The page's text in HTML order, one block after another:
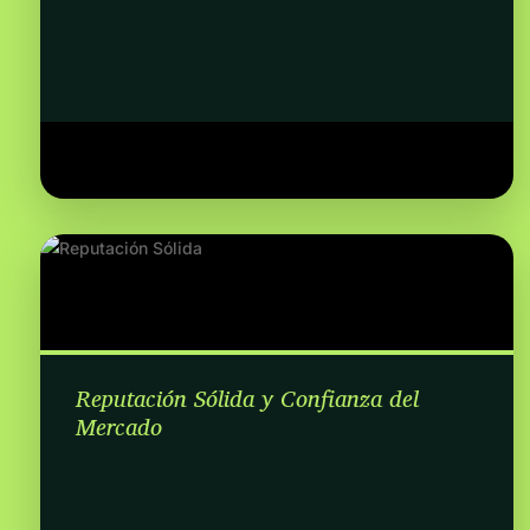
Reputación Sólida y Confianza del
Mercado